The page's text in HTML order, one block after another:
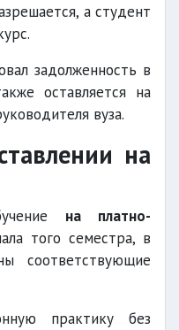
а студент
задолженность в
оставляется на
вуза.
на
на платно-
того семестра, в
соответствующие
практику без